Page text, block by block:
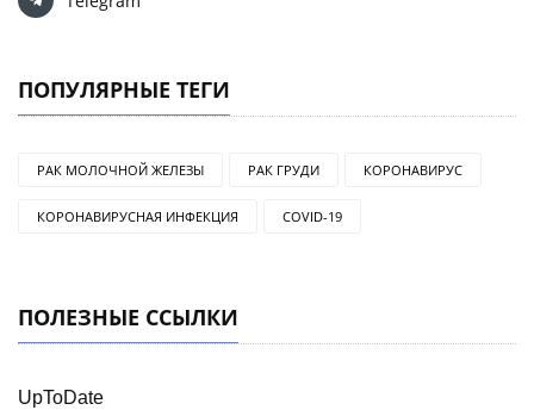
ПОПУЛЯРНЫЕ ТЕГИ
РАК МОЛОЧНОЙ ЖЕЛЕЗЫ РАК ГРУДИ КОРОНАВИРУС
КОРОНАВИРУСНАЯ ИНФЕКЦИЯ COVID-19
ПОЛЕЗНЫЕ ССЫЛКИ
UpToDate